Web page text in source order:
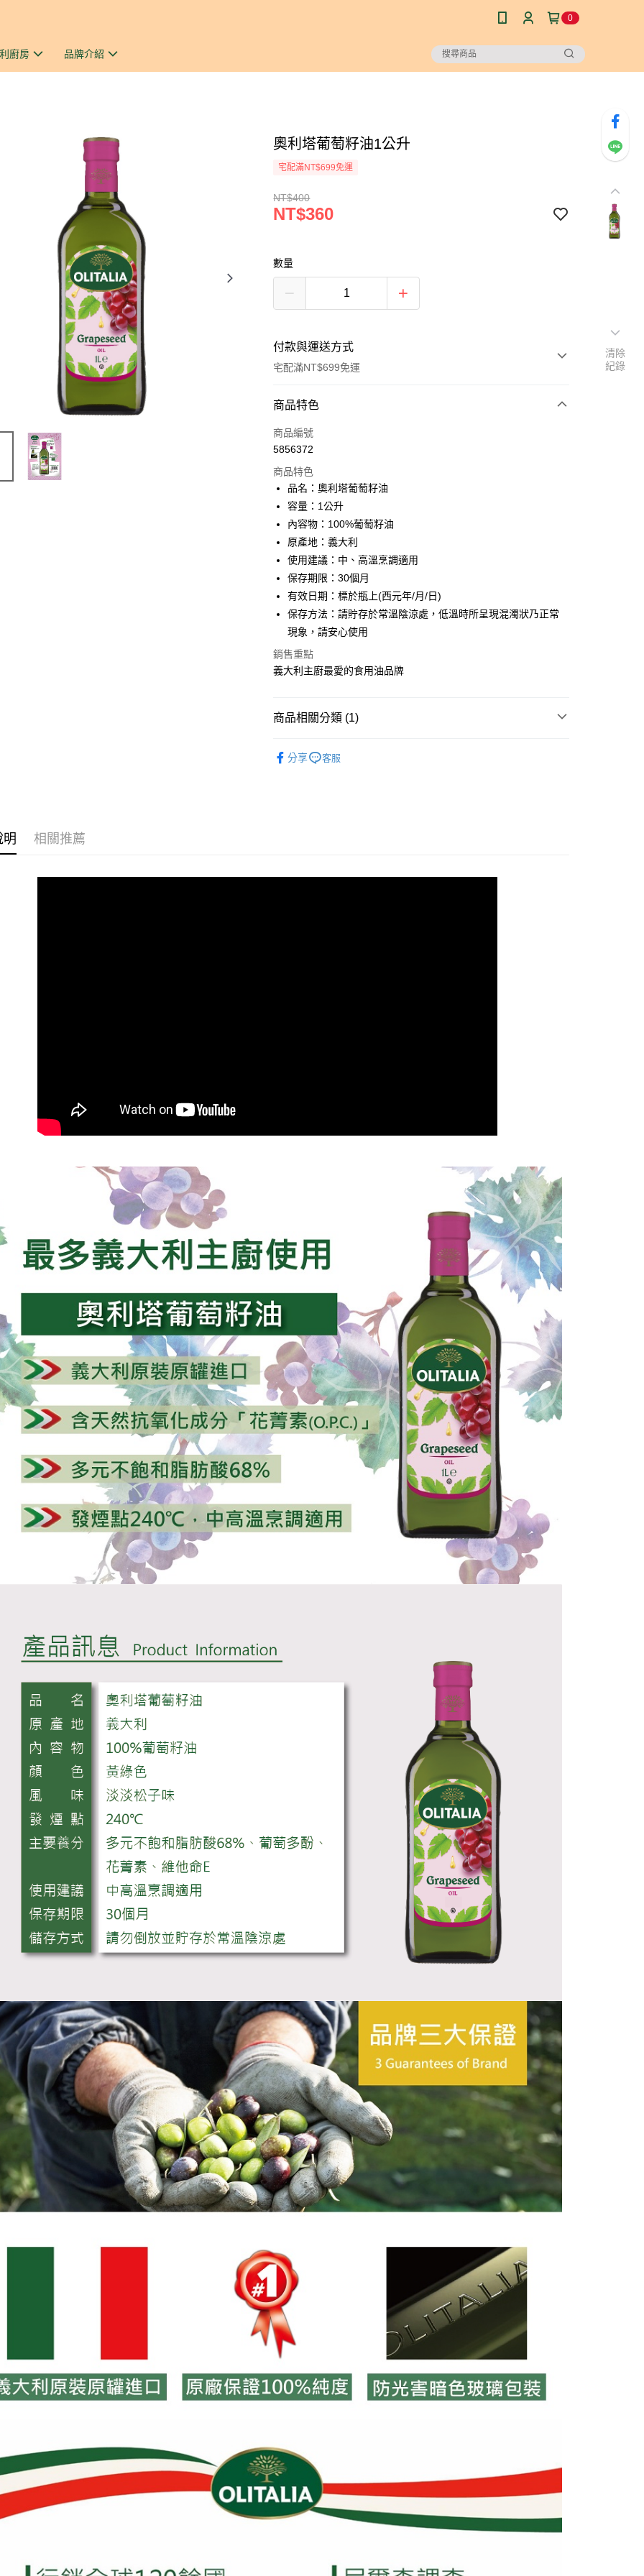
0
廚房 品牌介紹
奧利塔葡萄籽油1公升
宅配滿NT$699免運
NT$400
NT$360
數量
付款與運送方式
宅配滿NT$699免運
付款方式
信用卡一次付款
街口支付
悠遊付
ATM付款
貨到付款
運送方式
宅配
每筆NT$90，滿NT$699(含以上)免運費
商品特色
商品編號
5856372
商品特色
品名：奧利塔葡萄籽油
容量：1公升
內容物：100%葡萄籽油
原產地：義大利
使用建議：中、高溫烹調適用
保存期限：30個月
有效日期：標於瓶上(西元年/月/日)
保存方法：請貯存於常溫陰涼處，低溫時所呈現混濁狀乃正常
現象，請安心使用
銷售重點
義大利主廚最愛的食用油品牌
商品相關分類 (1)
分享
客服
明 相關推薦
清除
紀錄